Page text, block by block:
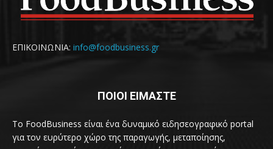
ΕΠΙΚΟΙΝΩΝΙΑ: info@foodbusiness.gr
ΠΟΙΟΙ ΕΙΜΑΣΤΕ
Το FoodBusiness είναι ένα δυναμικό ειδησεογραφικό portal
για τον ευρύτερο χώρο της παραγωγής, μεταποίησης,